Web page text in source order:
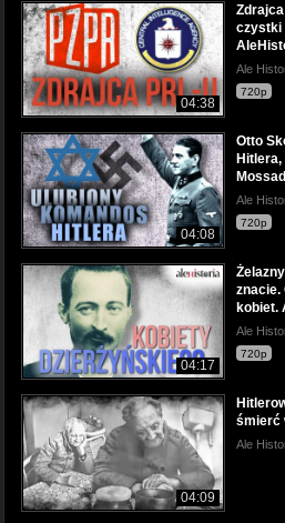
04:38
czystki
Ale
720p
04:08
Otto
Hitlera,
Ale
720p
04:17
znacie.
kobiet.
Ale
720p
04:09
śmierć
Ale